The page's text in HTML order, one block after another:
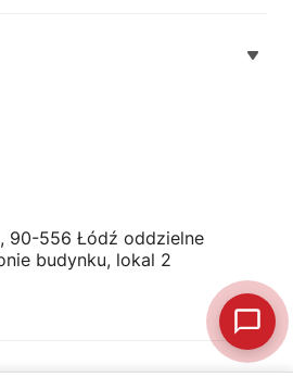
90-556 Łódź oddzielne
budynku, lokal 2